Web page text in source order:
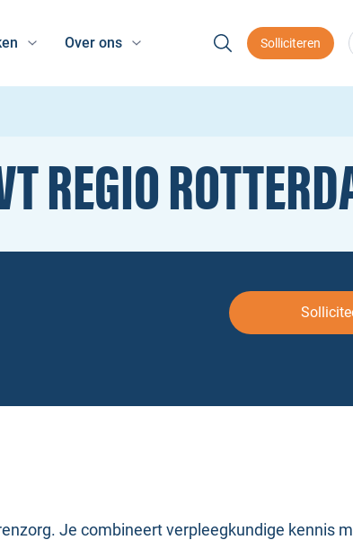
Over ons Solliciteren
REGIO
Je combineert verpleegkundige kennis